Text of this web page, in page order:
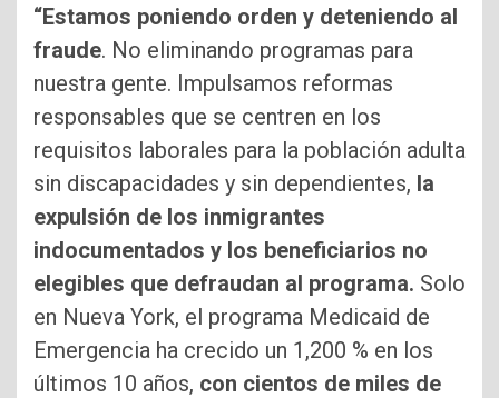
“Estamos poniendo orden y deteniendo al
fraude. No eliminando programas para
nuestra gente. Impulsamos reformas
responsables que se centren en los
requisitos laborales para la población adulta
sin discapacidades y sin dependientes, la
expulsión de los inmigrantes
indocumentados y los beneficiarios no
elegibles que defraudan al programa. Solo
en Nueva York, el programa Medicaid de
Emergencia ha crecido un 1,200 % en los
últimos 10 años, con cientos de miles de